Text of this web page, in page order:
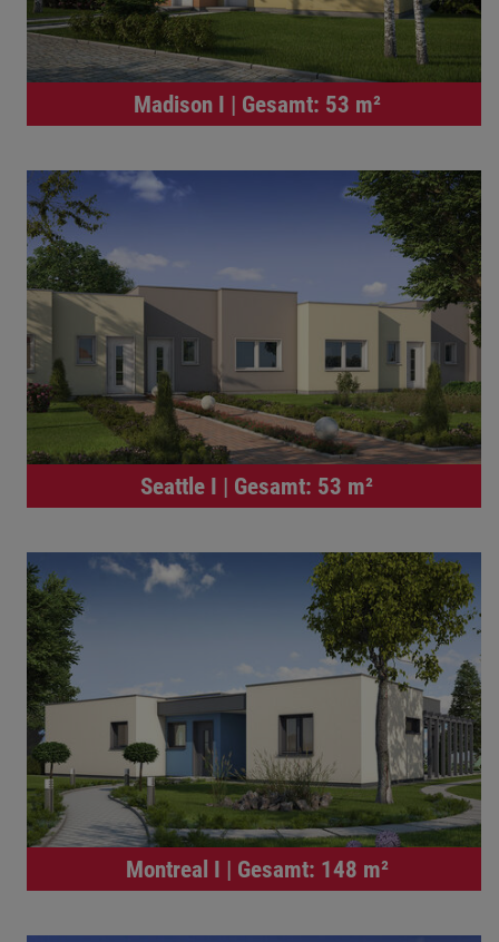
Madison I | Gesamt: 53 m²
Seattle I | Gesamt: 53 m²
Montreal I | Gesamt: 148 m²